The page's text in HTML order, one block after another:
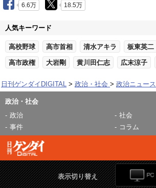
6.6万 18.5万
人気キーワード
高校野球 高市首相 清水アキラ 板東英二
高市政権 大岩剛 黄川田仁志 広末涼子
日刊ゲンダイDIGITAL 政治・社会 政治ニュース
政治・社会
政治
社会
事件
コラム
表示切り替え